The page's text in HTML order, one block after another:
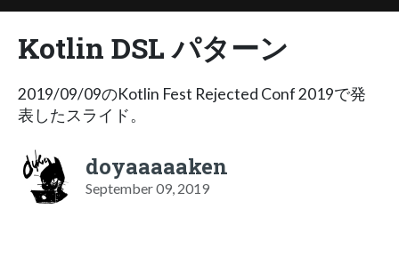
Kotlin DSL パターン
2019/09/09のKotlin Fest Rejected Conf 2019で発
表したスライド。
doyaaaaaken
September 09, 2019